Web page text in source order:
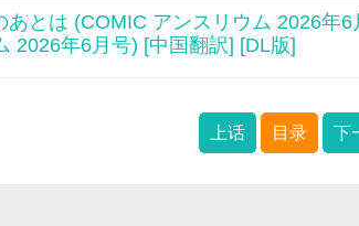
あとは (COMIC アンスリウム 2026年
2026年6月号) [中国翻訳] [DL版]
上话 目录 下